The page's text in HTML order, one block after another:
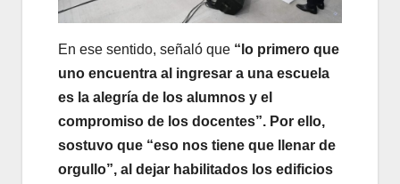
En ese sentido, señaló que “lo primero que
uno encuentra al ingresar a una escuela
es la alegría de los alumnos y el
compromiso de los docentes”. Por ello,
sostuvo que “eso nos tiene que llenar de
orgullo”, al dejar habilitados los edificios